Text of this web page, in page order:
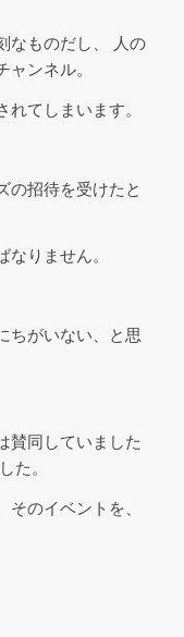
なものだし、 人の
ンネル。
てしまいます。
の招待を受けたと
りません。
ちがいない、と思
賛同していました
た。
のイベントを、